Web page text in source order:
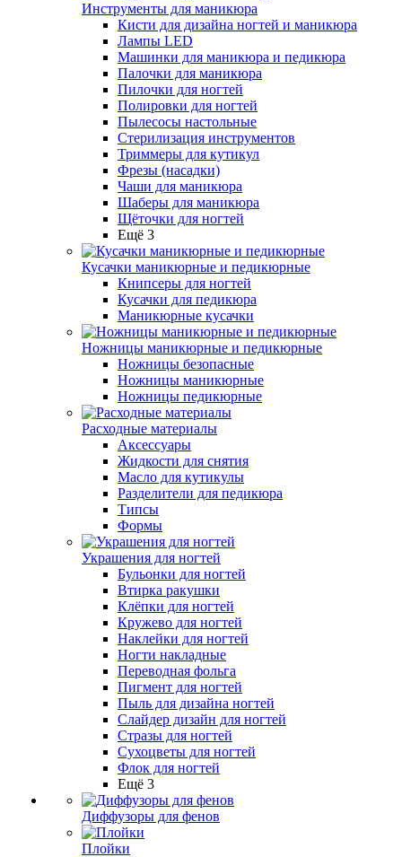
Инструменты для маникюра
Кисти для дизайна ногтей и маникюра
Лампы LED
Машинки для маникюра и педикюра
Палочки для маникюра
Пилочки для ногтей
Полировки для ногтей
Пылесосы настольные
Стерилизация инструментов
Триммеры для кутикул
Фрезы (насадки)
Чаши для маникюра
Шаберы для маникюра
Щёточки для ногтей
Ещё 3
Кусачки маникюрные и педикюрные
Книпсеры для ногтей
Кусачки для педикюра
Маникюрные кусачки
Ножницы маникюрные и педикюрные
Ножницы безопасные
Ножницы маникюрные
Ножницы педикюрные
Расходные материалы
Аксессуары
Жидкости для снятия
Масло для кутикулы
Разделители для педикюра
Типсы
Формы
Украшения для ногтей
Бульонки для ногтей
Втирка ракушки
Клёпки для ногтей
Кружево для ногтей
Наклейки для ногтей
Ногти накладные
Переводная фольга
Пигмент для ногтей
Пыль для дизайна ногтей
Слайдер дизайн для ногтей
Стразы для ногтей
Сухоцветы для ногтей
Флок для ногтей
Ещё 3
Диффузоры для фенов
Плойки